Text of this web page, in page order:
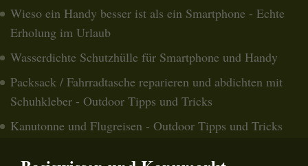
Wieso ein Handy besser ist als ein Smartphone - Echte
Erholung im Urlaub
Wasserdichte Schutzhülle für Smartphone und Handy
Packsack / Fahrradtasche reparieren und abdichten mit
Schuhkleber - Outdoor Tipps und Tricks
Kanutonne und Flugreisen - Outdoor Tipps und Tricks